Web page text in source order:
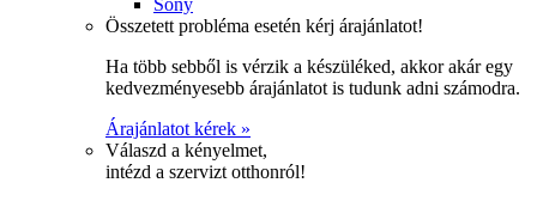
Sony
Összetett probléma esetén kérj árajánlatot!
Ha több sebből is vérzik a készüléked, akkor akár egy
kedvezményesebb árajánlatot is tudunk adni számodra.
Árajánlatot kérek »
Válaszd a kényelmet,
intézd a szervizt otthonról!